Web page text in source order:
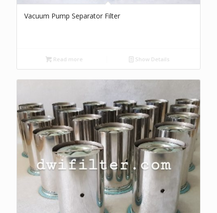
Vacuum Pump Separator Filter
Read more Show Details